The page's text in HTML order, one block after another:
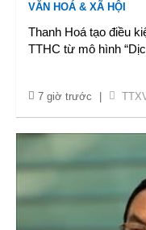
VĂN HOÁ & XÃ HỘI
Thanh Hoá tạo điều
TTHC từ mô hình
7 giờ trước